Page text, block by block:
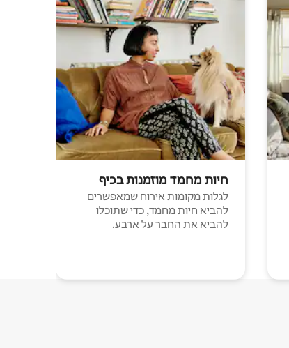
חיות מחמד מוזמנות בכיף
לגלות מקומות אירוח שמאפשרים
להביא חיות מחמד, כדי שתוכלו
להביא את החבר על ארבע.